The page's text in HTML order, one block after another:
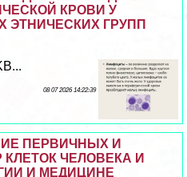
КРОВИ У
ЭТНИЧЕСКИХ ГРУПП
08 07 2026 14:22:39
ПЕРВИЧНЫХ И
ЧЕЛОВЕКА И
И МЕДИЦИНЕ